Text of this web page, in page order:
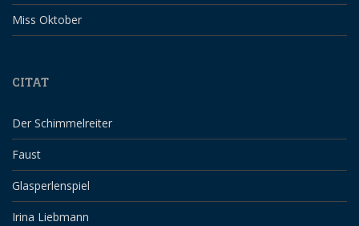
Miss Oktober
CITAT
Der Schimmelreiter
Faust
Glasperlenspiel
Irina Liebmann